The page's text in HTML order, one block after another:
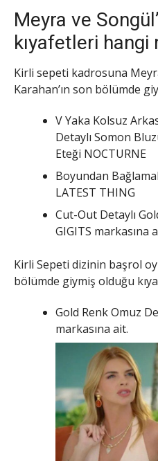
Meyra ve
kıyafetleri hangi
Kirli sepeti kadrosuna
Karahan’ın son bölümde
V Yaka Kolsuz
Detaylı Somon
Eteği NOCTURNE
Boyundan
LATEST THING
Cut-Out Detaylı
GIGITS markasına
Kirli Sepeti dizinin başrol
bölümde giymiş olduğu
Gold Renk Omuz
markasına ait.